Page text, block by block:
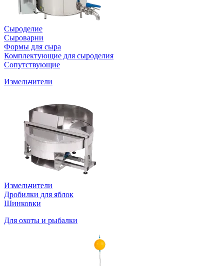
Сыроделие
Сыроварни
Формы для сыра
Комплектующие для сыроделия
Сопутствующие
Измельчители
Измельчители
Дробилки для яблок
Шинковки
Для охоты и рыбалки